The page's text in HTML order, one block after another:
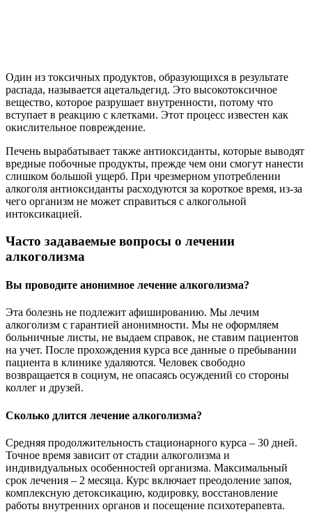
Один из токсичных продуктов, образующихся в результате
распада, называется ацетальдегид. Это высокотоксичное
вещество, которое разрушает внутренности, потому что
вступает в реакцию с клетками. Этот процесс известен как
окислительное повреждение.
Печень вырабатывает также антиоксиданты, которые выводят
вредные побочные продукты, прежде чем они смогут нанести
слишком большой ущерб. При чрезмерном употреблении
алкоголя антиоксиданты расходуются за короткое время, из-за
чего организм не может справиться с алкогольной
интоксикацией.
Часто задаваемые вопросы о лечении
алкоголизма
Вы проводите анонимное лечение алкоголизма?
Эта болезнь не подлежит афишированию. Мы лечим
алкоголизм с гарантией анонимности. Мы не оформляем
больничные листы, не выдаем справок, не ставим пациентов
на учет. После прохождения курса все данные о пребывании
пациента в клинике удаляются. Человек свободно
возвращается в социум, не опасаясь осуждений со стороны
коллег и друзей.
Сколько длится лечение алкоголизма?
Средняя продолжительность стационарного курса – 30 дней.
Точное время зависит от стадии алкоголизма и
индивидуальных особенностей организма. Максимальный
срок лечения – 2 месяца. Курс включает преодоление запоя,
комплексную детоксикацию, кодировку, восстановление
работы внутренних органов и посещение психотерапевта.